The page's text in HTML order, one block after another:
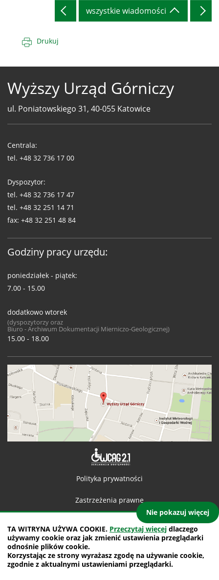
TA WITRYNA UŻYWA COOKIE. Przeczytaj więcej dlaczego
używamy cookie oraz jak zmienić ustawienia przeglądarki
odnośnie plików cookie.
Korzystając ze strony wyrażasz zgodę na używanie cookie,
zgodnie z aktualnymi ustawieniami przeglądarki.
Nie pokazuj więcej
wszystkie wiadomości
Drukuj
Wyższy Urząd Górniczy
ul. Poniatowskiego 31, 40-055 Katowice
WUG
Centrala:
tel. +48 32 736 17 00
Dyspozytor:
tel. +48 32 736 17 47
tel. +48 32 251 14 71
fax: +48 32 251 48 84
Godziny pracy urzędu:
poniedziałek - piątek:
7.00 - 15.00
dodatkowo wtorek
(dyspozytorzy oraz
Biuro - Archiwum Dokumentacji Mierniczo-Geologicznej)
15.00 - 18.00
Polityka prywatności
Zastrzeżenia prawne
Mapa witryny
projekt: IntraCOM.pl